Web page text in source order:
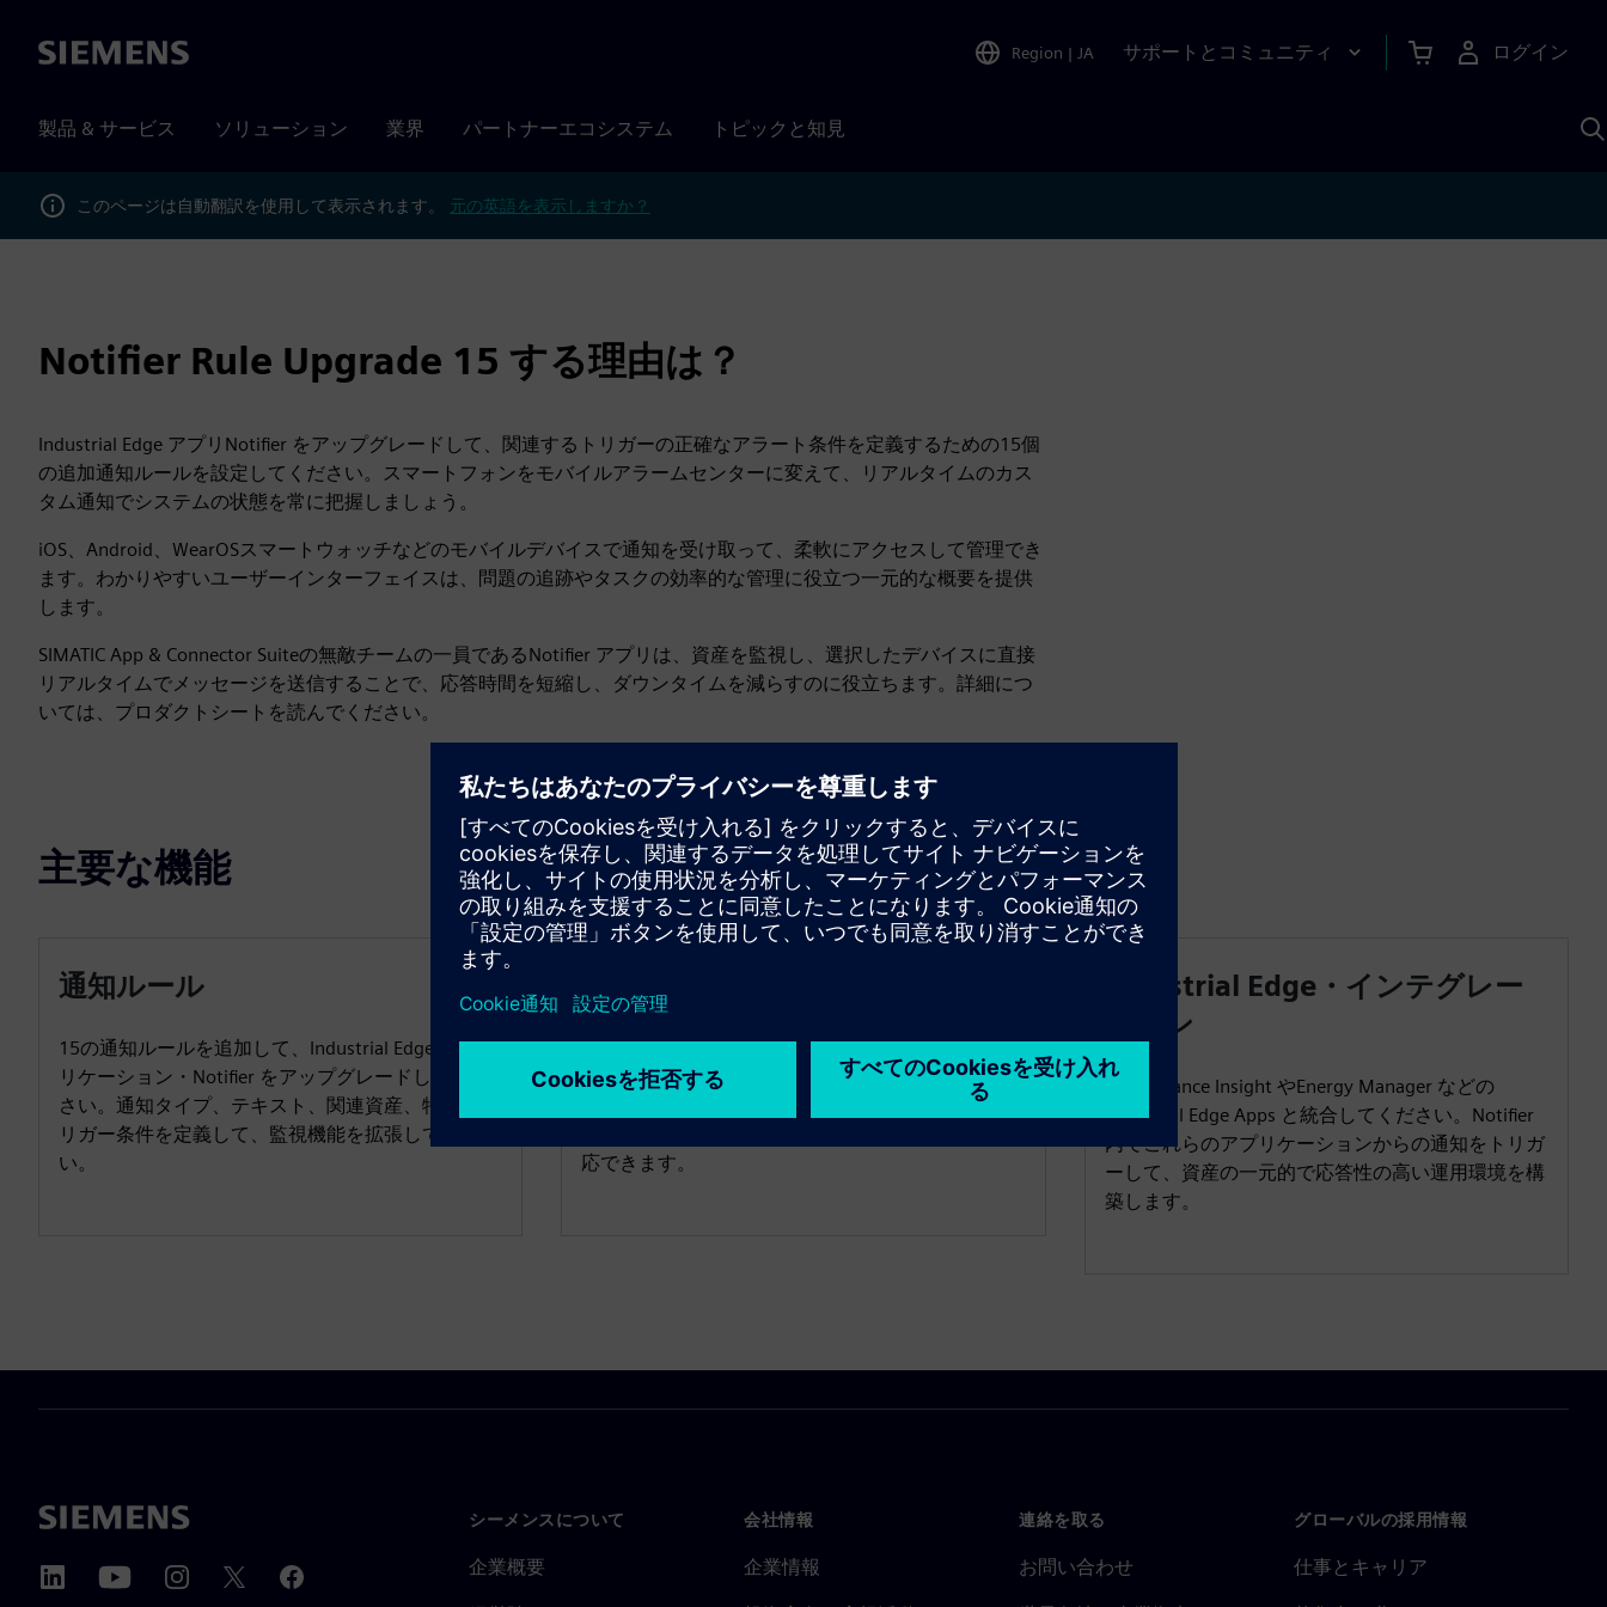
Siemens Region | JA サポートとコミュニティ ログイン
製品 & サービス ソリューション 業界 パートナーエコシステム トピックと知見
このページは自動翻訳を使用して表示されます。 元の英語を表示しますか？
Notifier Rule Upgrade 15 する理由は？
Industrial Edge アプリNotifier をアップグレードして、関連するトリガーの正確なアラート条件を定義するための15個
の追加通知ルールを設定してください。スマートフォンをモバイルアラームセンターに変えて、リアルタイムのカス
タム通知でシステムの状態を常に把握しましょう。
iOS、Android、WearOSスマートウォッチなどのモバイルデバイスで通知を受け取って、柔軟にアクセスして管理でき
ます。わかりやすいユーザーインターフェイスは、問題の追跡やタスクの効率的な管理に役立つ一元的な概要を提供
します。
SIMATIC App & Connector Suiteの無敵チームの一員であるNotifier アプリは、資産を監視し、選択したデバイスに直接
リアルタイムでメッセージを送信することで、応答時間を短縮し、ダウンタイムを減らすのに役立ちます。詳細につ
いては、プロダクトシートを読んでください。
主要な機能
通知ルール
15の通知ルールを追加して、Industrial Edge・アプ
リケーション・Notifier をアップグレードしてくだ
さい。通知タイプ、テキスト、関連資産、特定のト
リガー条件を定義して、監視機能を拡張してくださ
い。
カスタムアラートと制限
運用データをリアルタイムで監視します。Notifier
は、事前に定義された制限を超えると、自動的にト
リガーされ、選択したデバイスに通知を送信しま
応できます。
Industrial Edge・インテグレー
ション
Performance Insight やEnergy Manager などの
Industrial Edge Apps と統合してください。Notifier
内でこれらのアプリケーションからの通知をトリガ
ーして、資産の一元的で応答性の高い運用環境を構
築します。
シーメンスについて
企業概要
会社情報
企業情報
連絡を取る
お問い合わせ
グローバルの採用情報
仕事とキャリア